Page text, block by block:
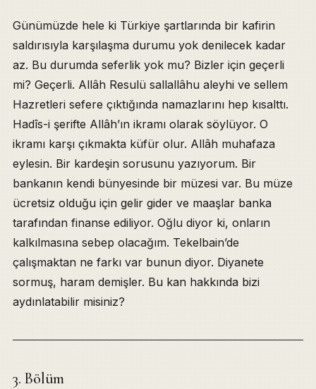
Günümüzde hele ki Türkiye şartlarında bir kafirin
saldırısıyla karşılaşma durumu yok denilecek kadar
az. Bu durumda seferlik yok mu? Bizler için geçerli
mi? Geçerli. Allâh Resulü sallallâhu aleyhi ve sellem
Hazretleri sefere çıktığında namazlarını hep kısalttı.
Hadîs-i şerifte Allâh’ın ikramı olarak söylüyor. O
ikramı karşı çıkmakta küfür olur. Allâh muhafaza
eylesin. Bir kardeşin sorusunu yazıyorum. Bir
bankanın kendi bünyesinde bir müzesi var. Bu müze
ücretsiz olduğu için gelir gider ve maaşlar banka
tarafından finanse ediliyor. Oğlu diyor ki, onların
kalkılmasına sebep olacağım. Tekelbain’de
çalışmaktan ne farkı var bunun diyor. Diyanete
sormuş, haram demişler. Bu kan hakkında bizi
aydınlatabilir misiniz?
3. Bölüm